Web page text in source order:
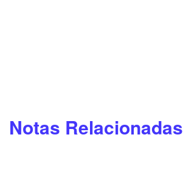
Notas Relacionadas